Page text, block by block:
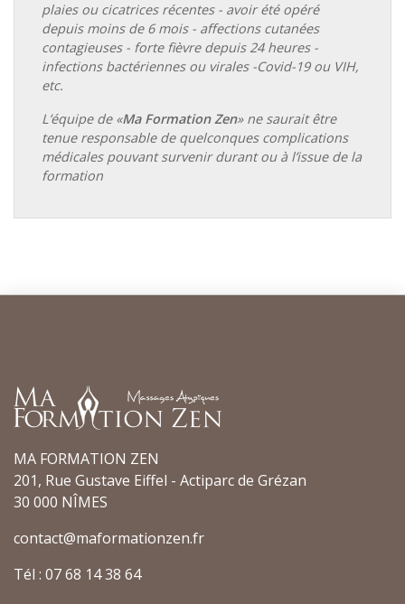
plaies ou cicatrices récentes - avoir été opéré
depuis moins de 6 mois - affections cutanées
contagieuses - forte fièvre depuis 24 heures -
infections bactériennes ou virales -Covid-19 ou VIH,
etc.
L’équipe de «Ma Formation Zen» ne saurait être
tenue responsable de quelconques complications
médicales pouvant survenir durant ou à l’issue de la
formation
MA FORMATION ZEN
201, Rue Gustave Eiffel - Actiparc de Grézan
30 000 NÎMES
contact@maformationzen.fr
Tél : 07 68 14 38 64